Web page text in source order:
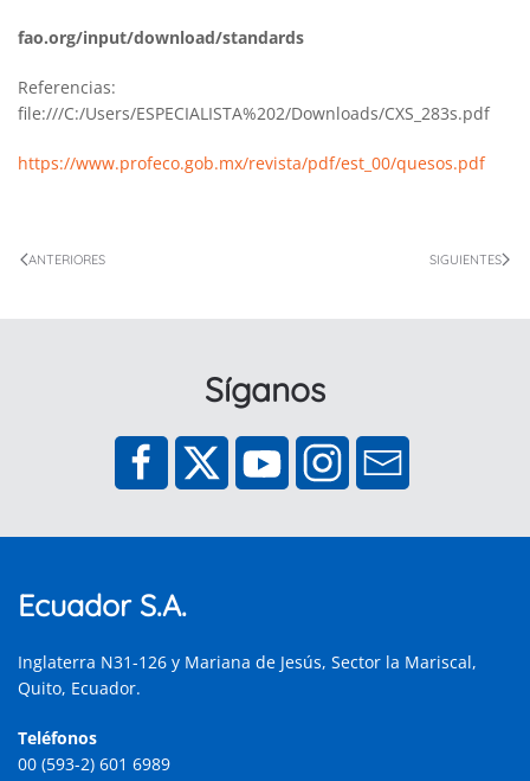
fao.org/input/download/standards
Referencias:
file:///C:/Users/ESPECIALISTA%202/Downloads/CXS_283s.pdf
https://www.profeco.gob.mx/revista/pdf/est_00/quesos.pdf
ANTERIORES SIGUIENTES
Síganos
Ecuador S.A.
Inglaterra N31-126 y Mariana de Jesús, Sector la Mariscal,
Quito, Ecuador.
Teléfonos
00 (593-2) 601 6989